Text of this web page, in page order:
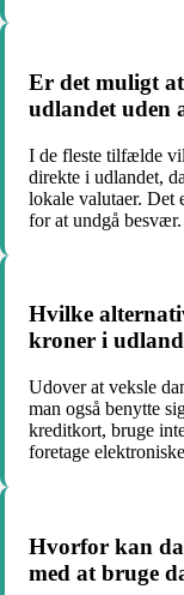
Er det muligt
udlandet uden
I de fleste tilfælde
direkte i udlandet,
lokale valutaer. Det
for at undgå besvær.
Hvilke
kroner i
Udover at veksle
man også benytte
kreditkort, bruge
foretage
Hvorfor kan
med at bruge